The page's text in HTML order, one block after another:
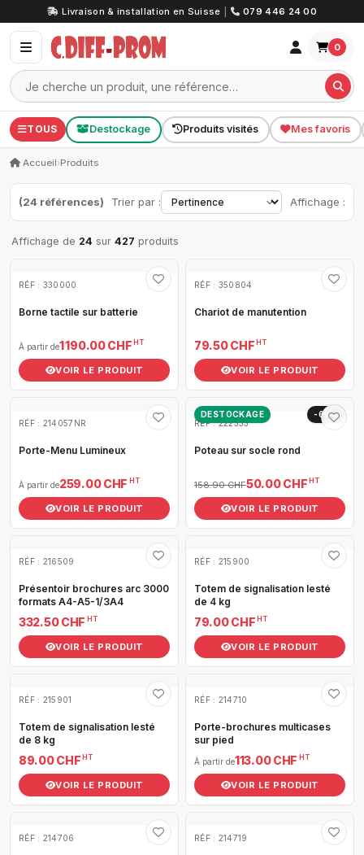
Livraison & installation en Suisse 079 446 24 00
0
TOUS Destockage Produits visités Mes favoris
Accueil›Produits
(24 références) Trier par : Affichage :
Affichage de 24 sur 427 produits
RÉF : 330000
Borne tactile sur batterie
À partir de1 190.00 CHF HT
VOIR LE PRODUIT
RÉF : 350804
Chariot de manutention
79.50 CHF HT
VOIR LE PRODUIT
RÉF : 214057NR
Porte-Menu Lumineux
À partir de259.00 CHF HT
VOIR LE PRODUIT
DESTOCKAGE
-69%
RÉF : 222333
Poteau sur socle rond
158.90 CHF50.00 CHF HT
VOIR LE PRODUIT
RÉF : 216509
Présentoir brochures arc 3000
formats A4-A5-1/3A4
332.50 CHF HT
VOIR LE PRODUIT
RÉF : 215900
Totem de signalisation lesté
de 4 kg
79.00 CHF HT
VOIR LE PRODUIT
RÉF : 215901
Totem de signalisation lesté
de 8 kg
89.00 CHF HT
VOIR LE PRODUIT
RÉF : 214710
Porte-brochures multicases
sur pied
À partir de113.00 CHF HT
VOIR LE PRODUIT
RÉF : 214706 RÉF : 214719